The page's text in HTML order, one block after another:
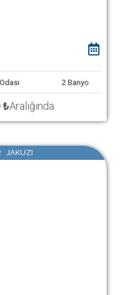
2 Banyo
₺Aralığında
JAKUZI